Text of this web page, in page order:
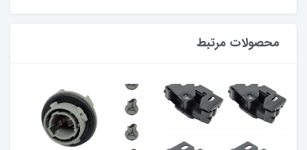
محصولات مرتبط